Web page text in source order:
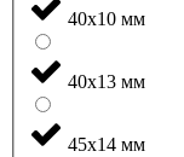
40x10 мм
40x13 мм
45x14 мм